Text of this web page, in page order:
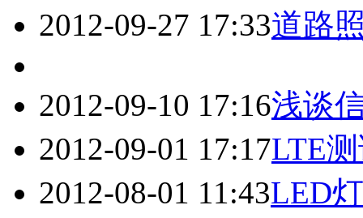
2012-09-27 17:33道路
2012-09-10 17:16浅谈
2012-09-01 17:17LTE
2012-08-01 11:43LED